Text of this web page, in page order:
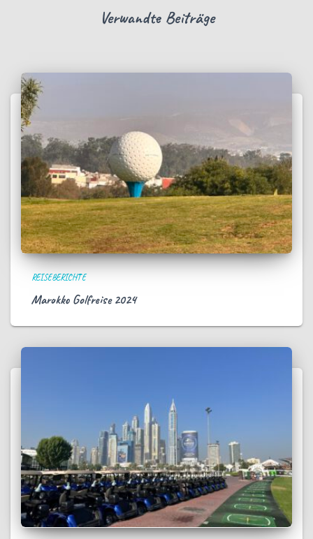
Verwandte Beiträge
REISEBERICHTE
Marokko Golfreise 2024